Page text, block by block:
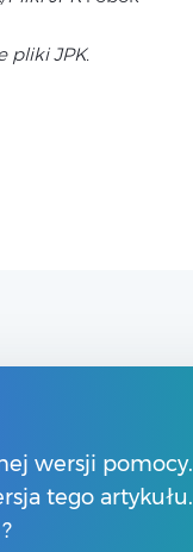
pliki JPK.
wersji pomocy.
tego artykułu.